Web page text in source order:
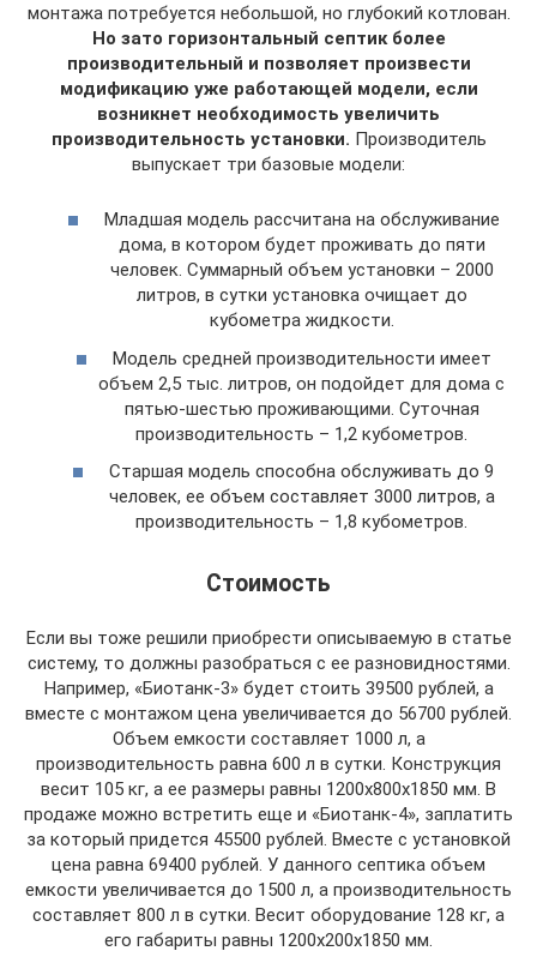
монтажа потребуется небольшой, но глубокий котлован.
Но зато горизонтальный септик более
производительный и позволяет произвести
модификацию уже работающей модели, если
возникнет необходимость увеличить
производительность установки. Производитель
выпускает три базовые модели:
Младшая модель рассчитана на обслуживание
дома, в котором будет проживать до пяти
человек. Суммарный объем установки – 2000
литров, в сутки установка очищает до
кубометра жидкости.
Модель средней производительности имеет
объем 2,5 тыс. литров, он подойдет для дома с
пятью-шестью проживающими. Суточная
производительность – 1,2 кубометров.
Старшая модель способна обслуживать до 9
человек, ее объем составляет 3000 литров, а
производительность – 1,8 кубометров.
Стоимость
Если вы тоже решили приобрести описываемую в статье
систему, то должны разобраться с ее разновидностями.
Например, «Биотанк-3» будет стоить 39500 рублей, а
вместе с монтажом цена увеличивается до 56700 рублей.
Объем емкости составляет 1000 л, а
производительность равна 600 л в сутки. Конструкция
весит 105 кг, а ее размеры равны 1200x800x1850 мм. В
продаже можно встретить еще и «Биотанк-4», заплатить
за который придется 45500 рублей. Вместе с установкой
цена равна 69400 рублей. У данного септика объем
емкости увеличивается до 1500 л, а производительность
составляет 800 л в сутки. Весит оборудование 128 кг, а
его габариты равны 1200x200x1850 мм.